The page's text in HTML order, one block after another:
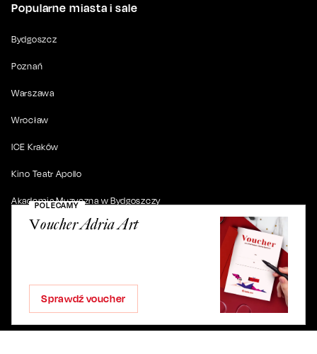
POLECAMY
Voucher Adria Art
Sprawdź voucher
Popularne miasta i sale
Bydgoszcz
Poznań
Warszawa
Wrocław
ICE Kraków
Kino Teatr Apollo
Akademia Muzyczna w Bydgoszczy
. Wszystkie prawa zastrzeżone.
ul. Artura Grottgera 4/2, 85-227 Bydgoszcz